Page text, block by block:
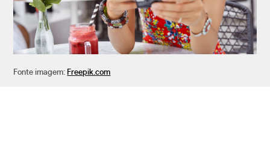
Fonte imagem: Freepik.com